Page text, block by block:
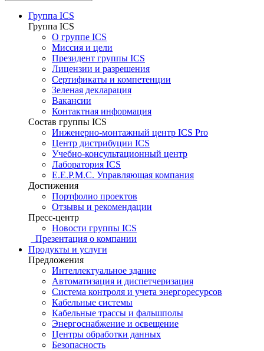
Группа ICS
Группа ICS
О группе ICS
Миссия и цели
Президент группы ICS
Лицензии и разрешения
Сертификаты и компетенции
Зеленая декларация
Вакансии
Контактная информация
Состав группы ICS
Инженерно-монтажный центр ICS Pro
Центр дистрибуции ICS
Учебно-консультационный центр
Лаборатория ICS
E.E.P.M.C. Управляющая компания
Достижения
Портфолио проектов
Отзывы и рекомендации
Пресс-центр
Новости группы ICS
Презентация о компании
Продукты и услуги
Предложения
Интеллектуальное здание
Автоматизация и диспетчеризация
Система контроля и учета энергоресурсов
Кабельные системы
Кабельные трассы и фальшполы
Энергоснабжение и освещение
Центры обработки данных
Безопасность